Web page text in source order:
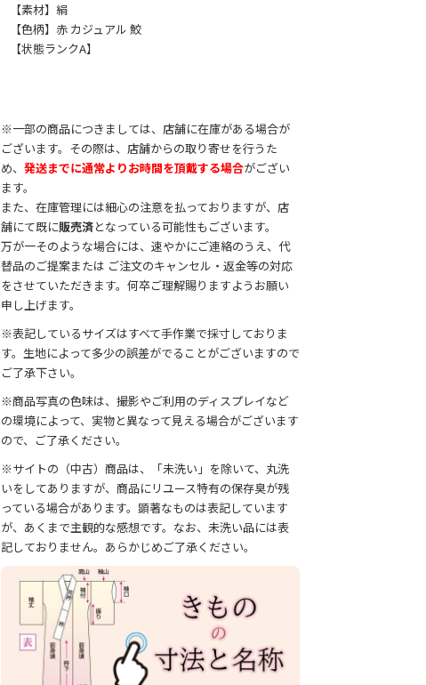
【素材】絹
【色柄】赤 カジュアル 鮫
【状態ランクA】
※一部の商品につきましては、店舗に在庫がある場合が
ございます。その際は、店舗からの取り寄せを行うた
め、 発送までに通常よりお時間を頂戴する場合がござい
ます。
また、在庫管理には細心の注意を払っておりますが、店
舗にて既に販売済となっている可能性もございます。
万が一そのような場合には、速やかにご連絡のうえ、代
替品のご提案または ご注文のキャンセル・返金等の対応
をさせていただきます。何卒ご理解賜りますようお願い
申し上げます。
※表記しているサイズはすべて手作業で採寸しておりま
す。生地によって多少の誤差がでることがございますので
ご了承下さい。
※商品写真の色味は、撮影やご利用のディスプレイなど
の環境によって、実物と異なって見える場合がございます
ので、ご了承ください。
※サイトの（中古）商品は、「未洗い」を除いて、丸洗
いをしてありますが、商品にリユース特有の保存臭が残
っている場合があります。顕著なものは表記しています
が、あくまで主観的な感想です。なお、未洗い品には表
記しておりません。あらかじめご了承ください。